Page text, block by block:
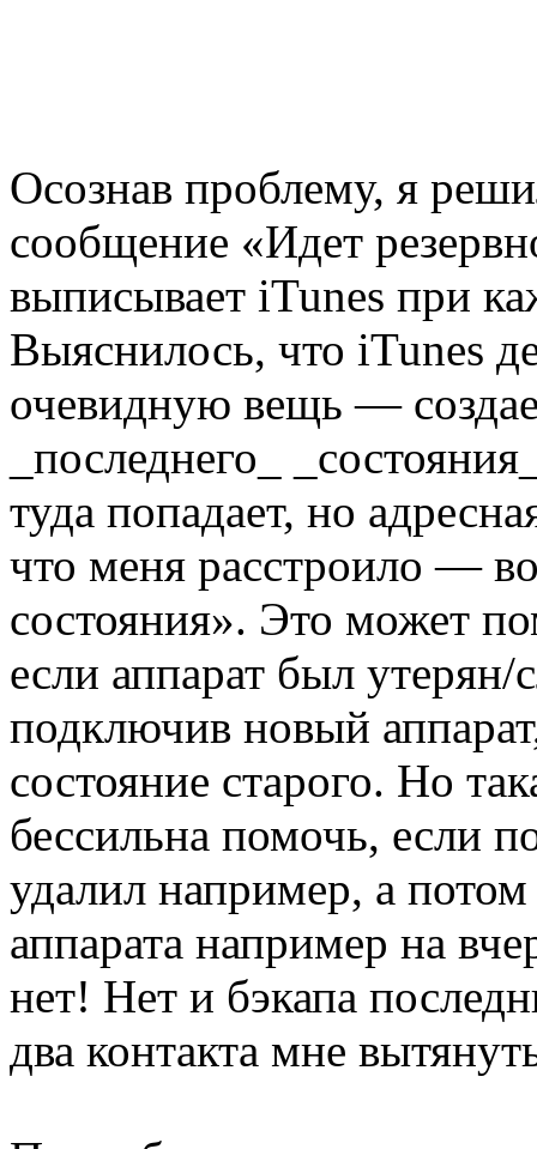
Осознав проблему, я
сообщение «Идет
выписывает iTunes при
Выяснилось, что iTunes
очевидную вещь —
_последнего_
туда попадает, но
что меня расстроило —
состояния». Это может
если аппарат был утерян/
подключив новый
состояние старого. Но
бессильна помочь, если
удалил например, а потом
аппарата например на
нет! Нет и бэкапа
два контакта мне